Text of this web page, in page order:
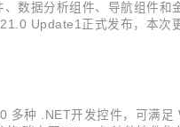
数据分析组件、导航组件和
Update1正式发布，本次
种 .NET开发控件，可满足